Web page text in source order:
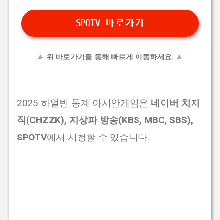
SPOTV 바로가기
🔼 위 바로가기를 통해 빠르게 이동하세요. 🔼
2025 하얼빈 동계 아시안게임은 네이버 치지
직(CHZZK), 지상파 방송(KBS, MBC, SBS),
SPOTV에서 시청할 수 있습니다.